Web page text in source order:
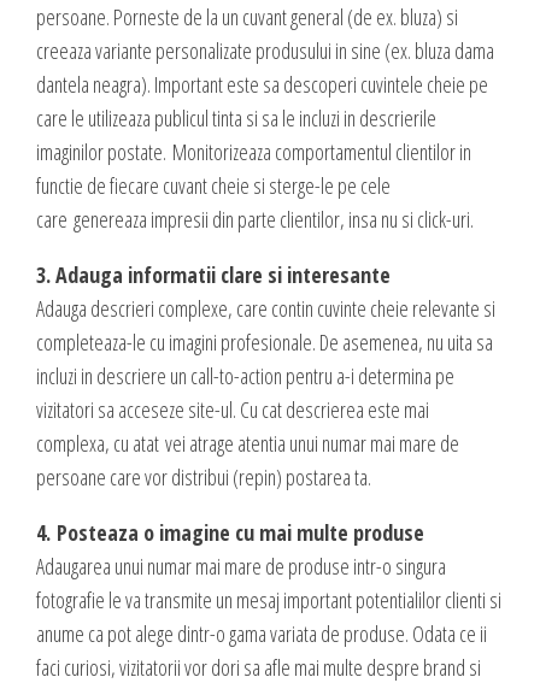
persoane. Porneste de la un cuvant general (de ex. bluza) si
creeaza variante personalizate produsului in sine (ex. bluza dama
dantela neagra). Important este sa descoperi cuvintele cheie pe
care le utilizeaza publicul tinta si sa le incluzi in descrierile
imaginilor postate. Monitorizeaza comportamentul clientilor in
functie de fiecare cuvant cheie si sterge-le pe cele
care genereaza impresii din parte clientilor, insa nu si click-uri.
3. Adauga informatii clare si interesante
Adauga descrieri complexe, care contin cuvinte cheie relevante si
completeaza-le cu imagini profesionale. De asemenea, nu uita sa
incluzi in descriere un call-to-action pentru a-i determina pe
vizitatori sa acceseze site-ul. Cu cat descrierea este mai
complexa, cu atat vei atrage atentia unui numar mai mare de
persoane care vor distribui (repin) postarea ta.
4. Posteaza o imagine cu mai multe produse
Adaugarea unui numar mai mare de produse intr-o singura
fotografie le va transmite un mesaj important potentialilor clienti si
anume ca pot alege dintr-o gama variata de produse. Odata ce ii
faci curiosi, vizitatorii vor dori sa afle mai multe despre brand si